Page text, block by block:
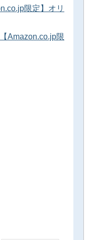
限定】オリ
Amazon.co.jp限